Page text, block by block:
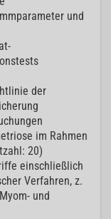
und
der
im Rahmen
20)
einschließlich
Verfahren, z.
und